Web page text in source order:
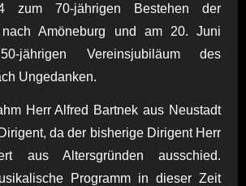
zum 70-jährigen Bestehen der
nach Amöneburg und am 20. Juni
jährigen Vereinsjubiläum des
Ungedanken.
Herr Alfred Bartnek aus Neustadt
da der bisherige Dirigent Herr
aus Altersgründen ausschied.
Programm in dieser Zeit